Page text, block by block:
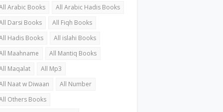
Arabic Books
All Arabic Hadis Books
Darsi Books
All Fiqh Books
Hadis Books
All islahi Books
Maahname
All Mantiq Books
Maqalat
All Mp3
Naat w Diwaan
All Number
Others Books